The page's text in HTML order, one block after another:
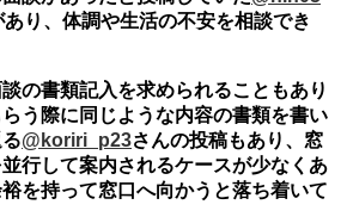
り、体調や生活の不安を相談でき
の書類記入を求められることもあり
う際に同じような内容の書類を書い
@koriri_p23さんの投稿もあり、窓
行して案内されるケースが少なくあ
を持って窓口へ向かうと落ち着いて